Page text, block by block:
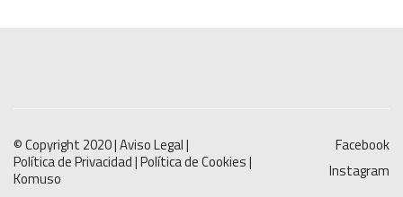
Facebook
Instagram
© Copyright 2020 |Aviso Legal|
Política de Privacidad|Política de Cookies|
Komuso